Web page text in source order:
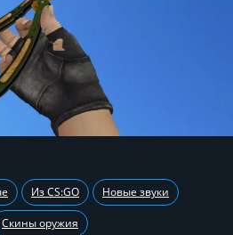
Из CS:GO Новые звуки
Скины оружия